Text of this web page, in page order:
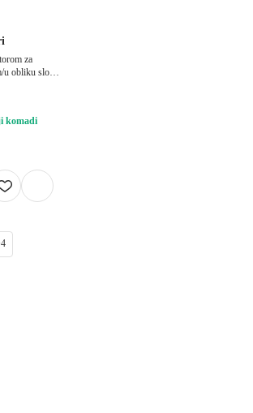
za
u obliku slova
komadi